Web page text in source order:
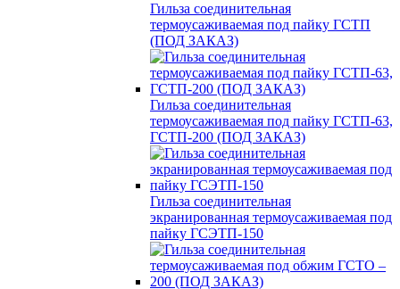
Гильза соединительная
термоусаживаемая под пайку ГСТП
(ПОД ЗАКАЗ)
Гильза соединительная
термоусаживаемая под пайку ГСТП-63,
ГСТП-200 (ПОД ЗАКАЗ)
Гильза соединительная
экранированная термоусаживаемая под
пайку ГСЭТП-150